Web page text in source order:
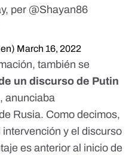
per @Shayan86
March 16, 2022
también se
un discurso de Putin
anunciaba
Rusia. Como decimos,
y el discurso
es anterior al inicio de